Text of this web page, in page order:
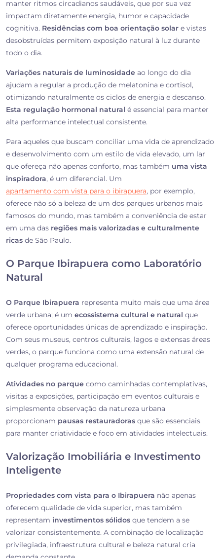
manter ritmos circadianos saudáveis, que por sua vez
impactam diretamente energia, humor e capacidade
cognitiva. Residências com boa orientação solar e vistas
desobstruídas permitem exposição natural à luz durante
todo o dia.
Variações naturais de luminosidade ao longo do dia
ajudam a regular a produção de melatonina e cortisol,
otimizando naturalmente os ciclos de energia e descanso.
Esta regulação hormonal natural é essencial para manter
alta performance intelectual consistente.
Para aqueles que buscam conciliar uma vida de aprendizado
e desenvolvimento com um estilo de vida elevado, um lar
que ofereça não apenas conforto, mas também uma vista
inspiradora, é um diferencial. Um
apartamento com vista para o ibirapuera, por exemplo,
oferece não só a beleza de um dos parques urbanos mais
famosos do mundo, mas também a conveniência de estar
em uma das regiões mais valorizadas e culturalmente
ricas de São Paulo.
O Parque Ibirapuera como Laboratório
Natural
O Parque Ibirapuera representa muito mais que uma área
verde urbana; é um ecossistema cultural e natural que
oferece oportunidades únicas de aprendizado e inspiração.
Com seus museus, centros culturais, lagos e extensas áreas
verdes, o parque funciona como uma extensão natural de
qualquer programa educacional.
Atividades no parque como caminhadas contemplativas,
visitas a exposições, participação em eventos culturais e
simplesmente observação da natureza urbana
proporcionam pausas restauradoras que são essenciais
para manter criatividade e foco em atividades intelectuais.
Valorização Imobiliária e Investimento
Inteligente
Propriedades com vista para o Ibirapuera não apenas
oferecem qualidade de vida superior, mas também
representam investimentos sólidos que tendem a se
valorizar consistentemente. A combinação de localização
privilegiada, infraestrutura cultural e beleza natural cria